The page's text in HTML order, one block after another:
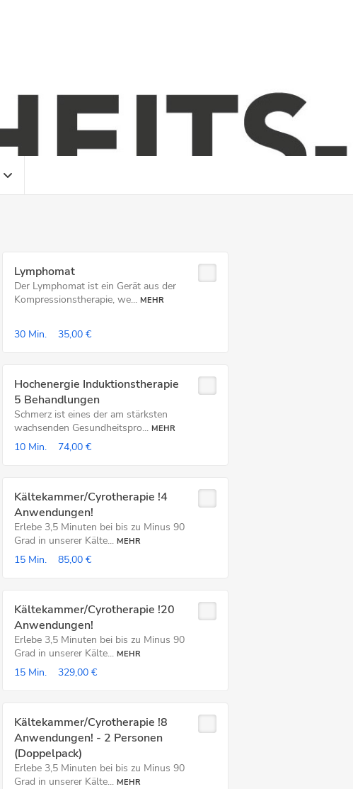
Lymphomat
Der Lymphomat ist ein Gerät aus der
Kompressionstherapie, we... MEHR
30 Min. 35,00 €
Hochenergie Induktionstherapie
5 Behandlungen
Schmerz ist eines der am stärksten
wachsenden Gesundheitspro... MEHR
10 Min. 74,00 €
Kältekammer/Cyrotherapie !4
Anwendungen!
Erlebe 3,5 Minuten bei bis zu Minus 90
Grad in unserer Kälte... MEHR
15 Min. 85,00 €
Kältekammer/Cyrotherapie !20
Anwendungen!
Erlebe 3,5 Minuten bei bis zu Minus 90
Grad in unserer Kälte... MEHR
15 Min. 329,00 €
Kältekammer/Cyrotherapie !8
Anwendungen! - 2 Personen
(Doppelpack)
Erlebe 3,5 Minuten bei bis zu Minus 90
Grad in unserer Kälte... MEHR